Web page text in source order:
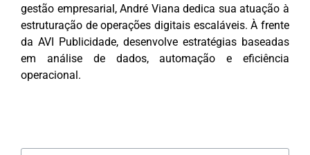
gestão empresarial, André Viana dedica sua atuação à
estruturação de operações digitais escaláveis. À frente
da AVI Publicidade, desenvolve estratégias baseadas
em análise de dados, automação e eficiência
operacional.